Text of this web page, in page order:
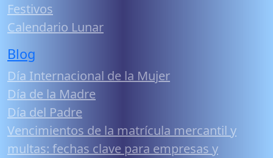
Festivos
Calendario Lunar
Blog
Día Internacional de la Mujer
Día de la Madre
Día del Padre
Vencimientos de la matrícula mercantil y
multas: fechas clave para empresas y